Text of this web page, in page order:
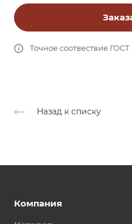
Точное соотвествие ГОСТ.
Назад к списку
Компания